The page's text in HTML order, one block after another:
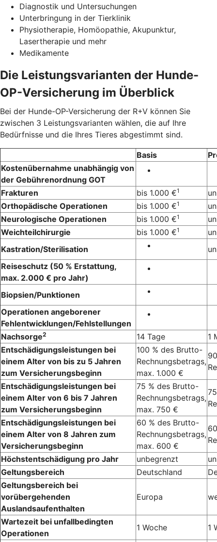
Diagnostik und Untersuchungen
Unterbringung in der Tierklinik
Physiotherapie, Homöopathie, Akupunktur,
Lasertherapie und mehr
Medikamente
Die Leistungsvarianten der Hunde-
OP-Versicherung im Überblick
Bei der Hunde-OP-Versicherung der R+V können Sie
zwischen 3 Leistungsvarianten wählen, die auf Ihre
Bedürfnisse und die Ihres Tieres abgestimmt sind.
Basis
Kostenübernahme unabhängig von
der Gebührenordnung GOT
Frakturen
bis 1.000 €1
Orthopädische Operationen
bis 1.000 €1
Neurologische Operationen
bis 1.000 €1
Weichteilchirurgie
bis 1.000 €1
Kastration/Sterilisation
Reiseschutz (50 % Erstattung,
max. 2.000 € pro Jahr)
Biopsien/Punktionen
Operationen angeborener
Fehlentwicklungen/Fehlstellungen
Nachsorge2 14 Tage
1
Entschädigungsleistungen bei
einem Alter von bis zu 5 Jahren
zum Versicherungsbeginn
100 % des Brutto-
Rechnungsbetrags,
max. 1.000 €
Entschädigungsleistungen bei
einem Alter von 6 bis 7 Jahren
zum Versicherungsbeginn
75 % des Brutto-
Rechnungsbetrags,
max. 750 €
Entschädigungsleistungen bei
einem Alter von 8 Jahren zum
Versicherungsbeginn
60 % des Brutto-
Rechnungsbetrags,
max. 600 €
Höchstentschädigung pro Jahr
unbegrenzt
Geltungsbereich
Deutschland
Geltungsbereich bei
vorübergehenden
Auslandsaufenthalten
Europa
Wartezeit bei unfallbedingten
Operationen
1 Woche
1